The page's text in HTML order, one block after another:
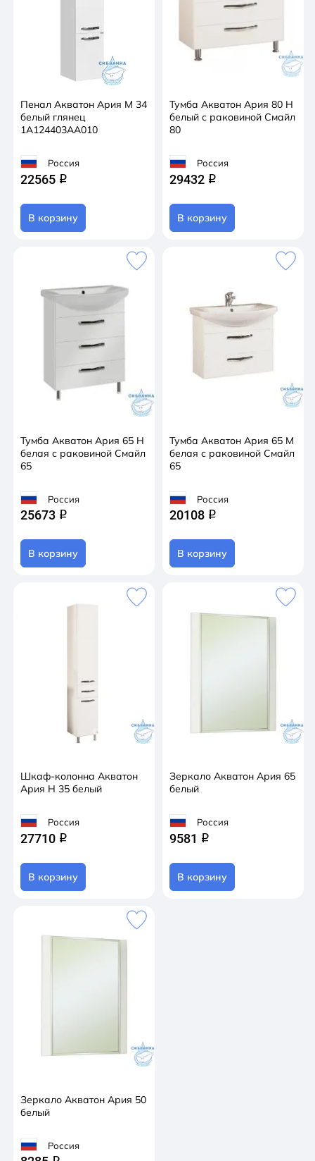
Пенал Акватон Ария М 34
белый глянец
1A124403AA010
Россия
22565 q
В корзину
Тумба Акватон Ария 80 Н
белый с раковиной Смайл
80
Россия
29432 q
В корзину
Тумба Акватон Ария 65 Н
белая с раковиной Смайл
65
Россия
25673 q
В корзину
Тумба Акватон Ария 65 М
белая с раковиной Смайл
65
Россия
20108 q
В корзину
Шкаф-колонна Акватон
Ария Н 35 белый
Россия
27710 q
В корзину
Зеркало Акватон Ария 65
белый
Россия
9581 q
В корзину
Зеркало Акватон Ария 50
белый
Россия